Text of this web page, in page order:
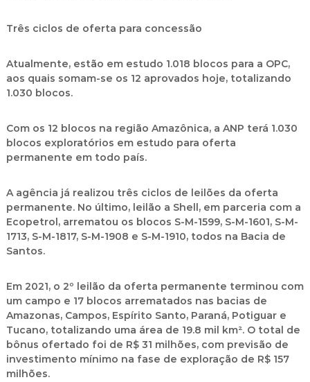
Três ciclos de oferta para concessão
Atualmente, estão em estudo 1.018 blocos para a OPC,
aos quais somam-se os 12 aprovados hoje, totalizando
1.030 blocos.
Com os 12 blocos na região Amazônica, a ANP terá 1.030
blocos exploratórios em estudo para oferta
permanente em todo país.
A agência já realizou três ciclos de leilões da oferta
permanente. No último, leilão a Shell, em parceria com a
Ecopetrol, arrematou os blocos S-M-1599, S-M-1601, S-M-
1713, S-M-1817, S-M-1908 e S-M-1910, todos na Bacia de
Santos.
Em 2021, o 2º leilão da oferta permanente terminou com
um campo e 17 blocos arrematados nas bacias de
Amazonas, Campos, Espírito Santo, Paraná, Potiguar e
Tucano, totalizando uma área de 19.8 mil km². O total de
bônus ofertado foi de R$ 31 milhões, com previsão de
investimento mínimo na fase de exploração de R$ 157
milhões.